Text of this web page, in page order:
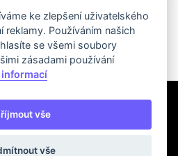
ke zlepšení uživatelského
reklamy. Používáním našich
se všemi soubory
zásadami používání
vše
vše